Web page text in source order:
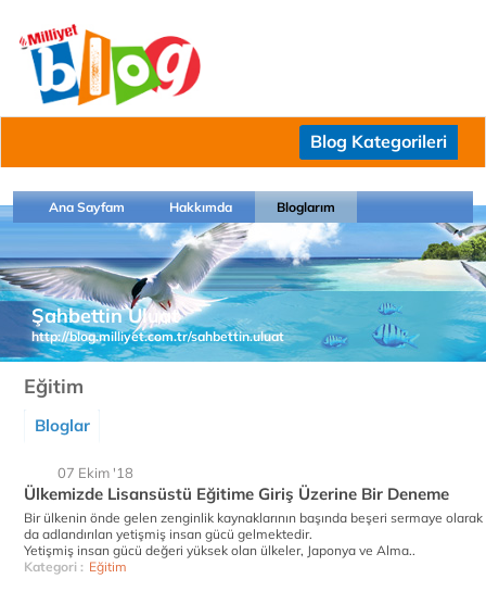
Blog Kategorileri
Ana Sayfam Hakkımda Bloglarım
Şahbettin Uluat
http://blog.milliyet.com.tr/sahbettin.uluat
Eğitim
Bloglar
07 Ekim '18
Ülkemizde Lisansüstü Eğitime Giriş Üzerine Bir Deneme
Bir ülkenin önde gelen zenginlik kaynaklarının başında beşeri sermaye olarak
da adlandırılan yetişmiş insan gücü gelmektedir.
Yetişmiş insan gücü değeri yüksek olan ülkeler, Japonya ve Alma..
Kategori : Eğitim